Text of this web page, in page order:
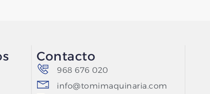
Contacto
968 676 020
info@tomimaquinaria.com